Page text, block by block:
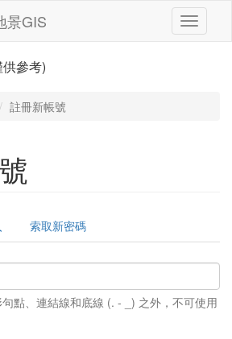
景GIS
Toggle
參考)
註冊新帳號
索取新密碼
點、連結線和底線 (. - _) 之外，不可使用